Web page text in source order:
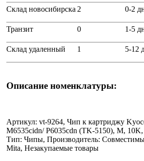
Склад новосибирска 2 0-2
Транзит 0 1-5
Склад удаленный 1 5-12
Описание номенклатуры:
Артикул: vt-9264, Чип к картриджу
M6535cidn/ P6035cdn (TK-5150), M,
Тип: Чипы, Производитель:
Mita, Незакупаемые товары